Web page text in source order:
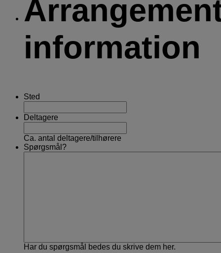
information
Sted
Deltagere
Ca. antal deltagere/tilhørere
Spørgsmål?
Har du spørgsmål bedes du skrive dem her.